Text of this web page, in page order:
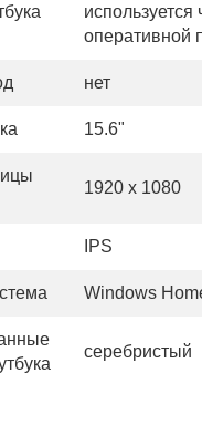
используется
оперативной
нет
15.6"
1920 x 1080
IPS
Windows
серебристый